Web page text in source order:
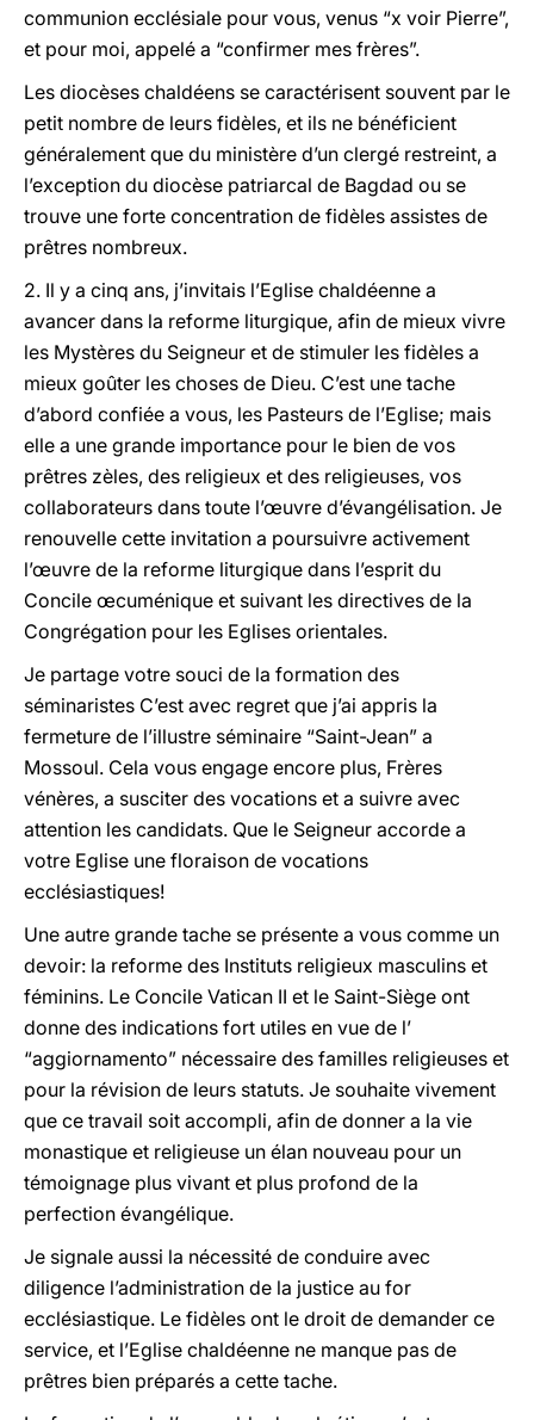
communion ecclésiale pour vous, venus “x voir Pierre”,
et pour moi, appelé a “confirmer mes frères”.
Les diocèses chaldéens se caractérisent souvent par le
petit nombre de leurs fidèles, et ils ne bénéficient
généralement que du ministère d’un clergé restreint, a
l’exception du diocèse patriarcal de Bagdad ou se
trouve une forte concentration de fidèles assistes de
prêtres nombreux.
2. Il y a cinq ans, j’invitais l’Eglise chaldéenne a
avancer dans la reforme liturgique, afin de mieux vivre
les Mystères du Seigneur et de stimuler les fidèles a
mieux goûter les choses de Dieu. C’est une tache
d’abord confiée a vous, les Pasteurs de l’Eglise; mais
elle a une grande importance pour le bien de vos
prêtres zèles, des religieux et des religieuses, vos
collaborateurs dans toute l’œuvre d’évangélisation. Je
renouvelle cette invitation a poursuivre activement
l’œuvre de la reforme liturgique dans l’esprit du
Concile œcuménique et suivant les directives de la
Congrégation pour les Eglises orientales.
Je partage votre souci de la formation des
séminaristes C’est avec regret que j’ai appris la
fermeture de l’illustre séminaire “Saint-Jean” a
Mossoul. Cela vous engage encore plus, Frères
vénères, a susciter des vocations et a suivre avec
attention les candidats. Que le Seigneur accorde a
votre Eglise une floraison de vocations
ecclésiastiques!
Une autre grande tache se présente a vous comme un
devoir: la reforme des Instituts religieux masculins et
féminins. Le Concile Vatican II et le Saint-Siège ont
donne des indications fort utiles en vue de l’
“aggiornamento” nécessaire des familles religieuses et
pour la révision de leurs statuts. Je souhaite vivement
que ce travail soit accompli, afin de donner a la vie
monastique et religieuse un élan nouveau pour un
témoignage plus vivant et plus profond de la
perfection évangélique.
Je signale aussi la nécessité de conduire avec
diligence l’administration de la justice au for
ecclésiastique. Le fidèles ont le droit de demander ce
service, et l’Eglise chaldéenne ne manque pas de
prêtres bien préparés a cette tache.